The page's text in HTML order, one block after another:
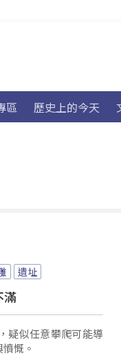
區 歷史上的今天
遺址
滿
疑似任意攀爬可能導
慨。